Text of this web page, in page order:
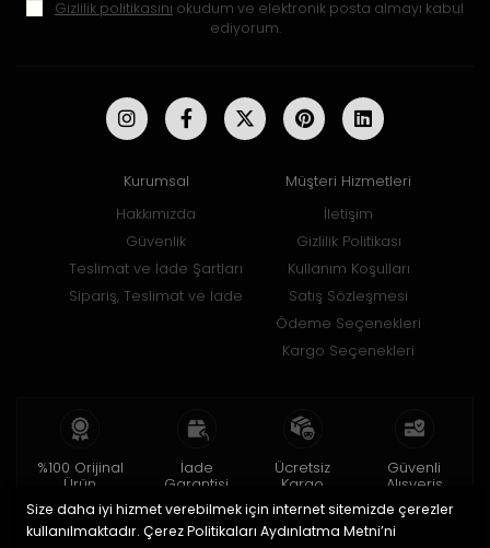
Gizlilik politikasını okudum ve elektronik posta almayı kabul
ediyorum.
Kurumsal
Hakkımızda
Güvenlik
Teslimat ve İade Şartları
Sipariş, Teslimat ve İade
Müşteri Hizmetleri
İletişim
Gizlilik Politikası
Kullanım Koşulları
Satış Sözleşmesi
Ödeme Seçenekleri
Kargo Seçenekleri
%100 Orijinal
Ürün
2 yıl garanti
İade
Garantisi
15 gün içinde
iade
Ücretsiz
Kargo
150 TL ve üzeri
Güvenli
Alışveriş
256bit SSL ile
Size daha iyi hizmet verebilmek için internet sitemizde çerezler
kullanılmaktadır. Çerez Politikaları Aydınlatma Metni’ni